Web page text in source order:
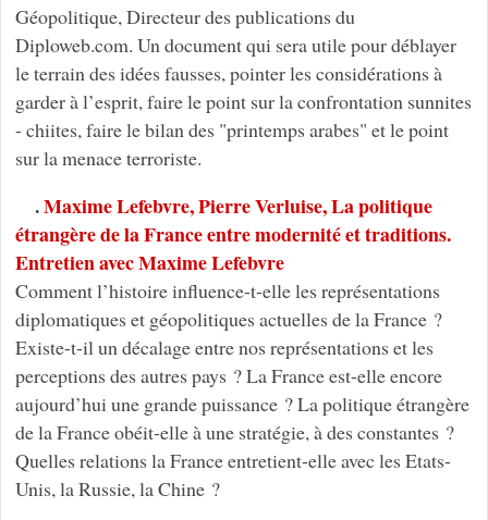
Géopolitique, Directeur des publications du
Diploweb.com. Un document qui sera utile pour déblayer
le terrain des idées fausses, pointer les considérations à
garder à l’esprit, faire le point sur la confrontation sunnites
- chiites, faire le bilan des "printemps arabes" et le point
sur la menace terroriste.
.Maxime Lefebvre, Pierre Verluise, La politique
étrangère de la France entre modernité et traditions.
Entretien avec Maxime Lefebvre
Comment l’histoire influence-t-elle les représentations
diplomatiques et géopolitiques actuelles de la France ?
Existe-t-il un décalage entre nos représentations et les
perceptions des autres pays ? La France est-elle encore
aujourd’hui une grande puissance ? La politique étrangère
de la France obéit-elle à une stratégie, à des constantes ?
Quelles relations la France entretient-elle avec les Etats-
Unis, la Russie, la Chine ?